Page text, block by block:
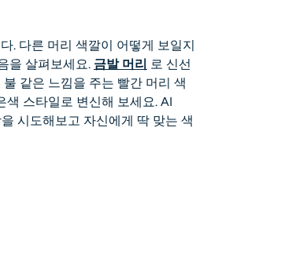
. 다른 머리 색깔이 어떻게 보일지
을 살펴보세요. 금발 머리 로 신선
같은 느낌을 주는 빨간 머리 색
색 스타일로 변신해 보세요. AI
시도해보고 자신에게 딱 맞는 색